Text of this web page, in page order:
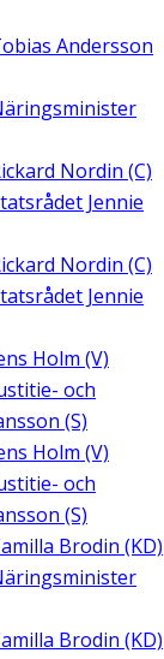
Andersson
Nordin (C)
Jennie
Nordin (C)
Jennie
Holm (V)
och
(S)
Holm (V)
och
(S)
Brodin (KD)
Brodin (KD)